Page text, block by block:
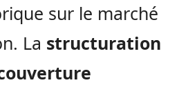
sur le marché
La structuration